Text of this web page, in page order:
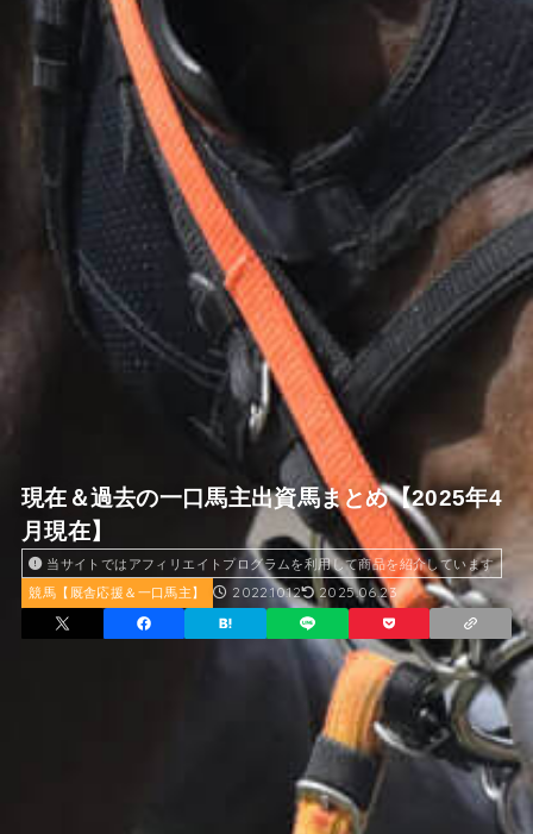
現在＆過去の一口馬主出資馬まとめ【2025年4
月現在】
当サイトではアフィリエイトプログラムを利用して商品を紹介しています
競馬【厩舎応援＆一口馬主】 2022.10.12 2025.06.23